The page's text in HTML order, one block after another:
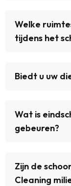
Welke
tijdens het
Biedt u uw
Wat is
gebeuren?
Zijn de
Cleaning